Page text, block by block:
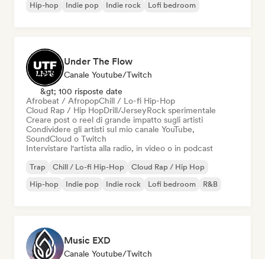
Hip-hop
Indie pop Indie rock Lofi bedroom
Under The Flow
Canale Youtube/Twitch
&gt; 100 risposte date
Afrobeat / AfropopChill / Lo-fi Hip-Hop
Cloud Rap / Hip HopDrill/JerseyRock sperimentale
Creare post o reel di grande impatto sugli artisti
Condividere gli artisti sul mio canale YouTube,
SoundCloud o Twitch
Intervistare l'artista alla radio, in video o in podcast
Trap Chill / Lo-fi Hip-Hop
Cloud Rap / Hip Hop
Hip-hop
Indie pop Indie rock Lofi bedroom R&B
Music EXD
Canale Youtube/Twitch